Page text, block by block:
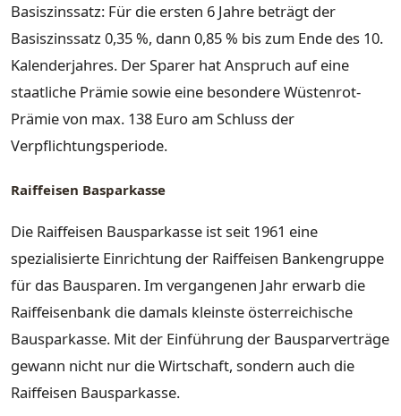
Basiszinssatz: Für die ersten 6 Jahre beträgt der
Basiszinssatz 0,35 %, dann 0,85 % bis zum Ende des 10.
Kalenderjahres. Der Sparer hat Anspruch auf eine
staatliche Prämie sowie eine besondere Wüstenrot-
Prämie von max. 138 Euro am Schluss der
Verpflichtungsperiode.
Raiffeisen Basparkasse
Die Raiffeisen Bausparkasse ist seit 1961 eine
spezialisierte Einrichtung der Raiffeisen Bankengruppe
für das Bausparen. Im vergangenen Jahr erwarb die
Raiffeisenbank die damals kleinste österreichische
Bausparkasse. Mit der Einführung der Bausparverträge
gewann nicht nur die Wirtschaft, sondern auch die
Raiffeisen Bausparkasse.